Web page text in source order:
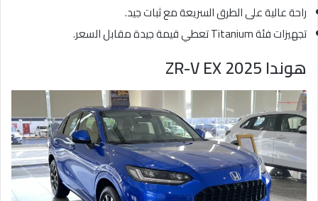
راحة عالية على الطرق السريعة مع ثبات جيد.
تجهيزات فئة Titanium تعطي قيمة جيدة مقابل السعر.
هوندا ZR-V EX 2025